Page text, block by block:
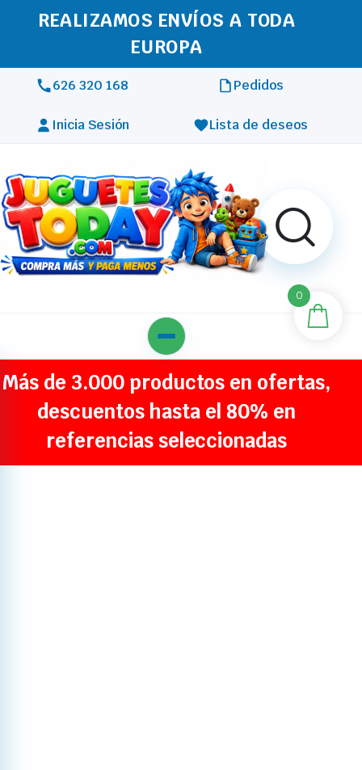
REALIZAMOS ENVÍOS A TODA
EUROPA
626 320 168 Pedidos
Inicia Sesión Lista de deseos
Más de 3.000 productos en ofertas,
descuentos hasta el 80% en
referencias seleccionadas
0